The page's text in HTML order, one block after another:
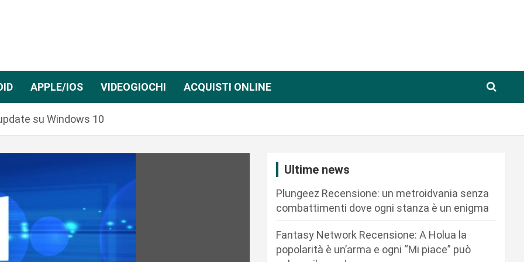
APPLE/IOS VIDEOGIOCHI ACQUISTI ONLINE
su Windows 10
Ultime news
Plungeez Recensione: un metroidvania senza
combattimenti dove ogni stanza è un enigma
Fantasy Network Recensione: A Holua la
popolarità è un’arma e ogni “Mi piace” può